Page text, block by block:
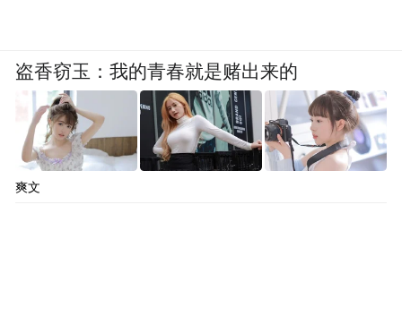
盗香窃玉：我的青春就是赌出来的
爽文